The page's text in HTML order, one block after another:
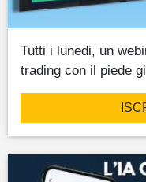
Tutti i lunedi, un
trading con il piede